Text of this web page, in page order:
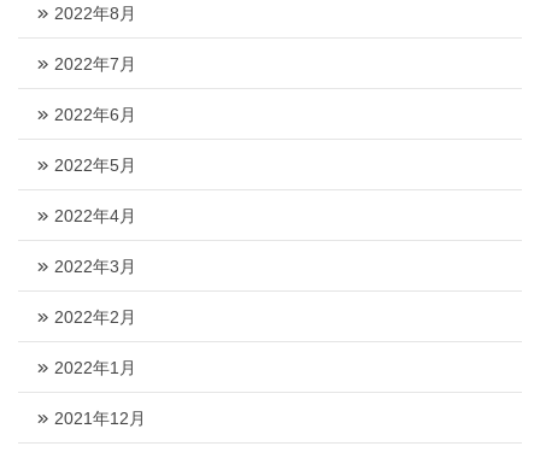
2022年8月
2022年7月
2022年6月
2022年5月
2022年4月
2022年3月
2022年2月
2022年1月
2021年12月